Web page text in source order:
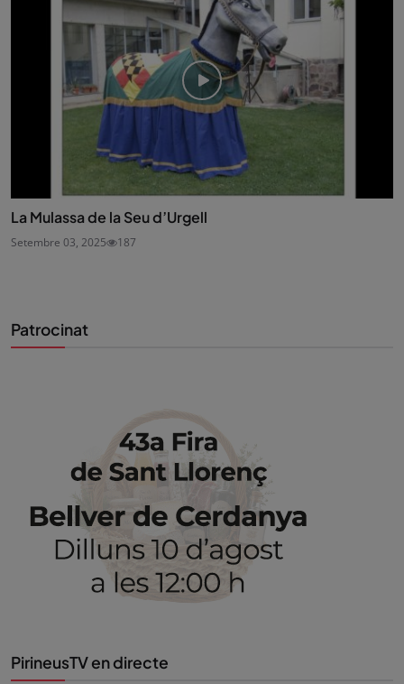
La Mulassa de la Seu d’Urgell
Setembre 03, 2025 187
Patrocinat
PirineusTV en directe